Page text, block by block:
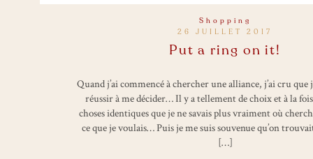
Quand j’ai commencé à chercher une alliance, j’ai cru que
réussir à me décider… Il y a tellement de choix et à la
choses identiques que je ne savais plus vraiment où
ce que je voulais… Puis je me suis souvenue qu’on
[…]
26 JUILLET 2017
Put a ring on it!
Shopping